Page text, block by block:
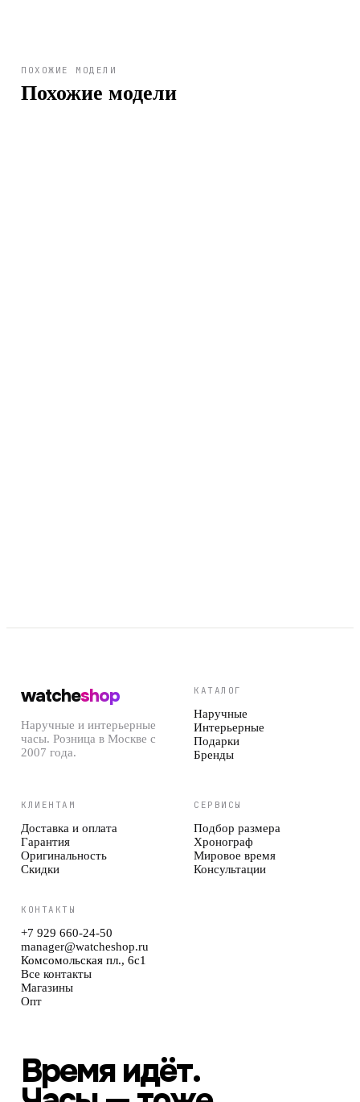
ПОХОЖИЕ МОДЕЛИ
Похожие модели
watcheshop
Наручные и интерьерные
часы. Розница в Москве с
2007 года.
КАТАЛОГ
Наручные
Интерьерные
Подарки
Бренды
КЛИЕНТАМ
Доставка и оплата
Гарантия
Оригинальность
Скидки
СЕРВИСЫ
Подбор размера
Хронограф
Мировое время
Консультации
КОНТАКТЫ
+7 929 660-24-50
manager@watcheshop.ru
Комсомольская пл., 6с1
Все контакты
Магазины
Опт
Время идёт.